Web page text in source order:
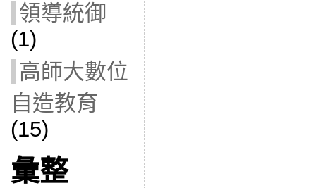
領導統御
(1)
高師大數位
自造教育
(15)
彙整